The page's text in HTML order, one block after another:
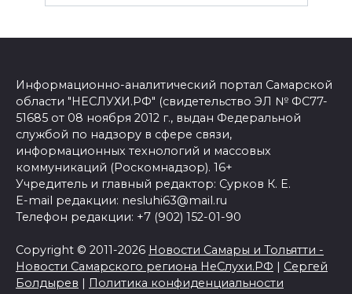
Информационно-аналитический портал Самарской
области "НЕСЛУХИ.РФ" (свидетельство ЭЛ № ФС77-
51685 от 08 ноября 2012 г., выдан Федеральной
службой по надзору в сфере связи,
информационных технологий и массовых
коммуникаций (Роскомнадзор). 16+
Учредитель и главный редактор: Сурков К. Е.
E-mail редакции: nesluhi63@mail.ru
Телефон редакции: +7 (902) 152-01-90
Copyright © 2011-2026 Новости Самары и Тольятти -
Новости Самарского региона НеСлухи.РФ
Сергей
Болдырев
Политика конфиденциальности